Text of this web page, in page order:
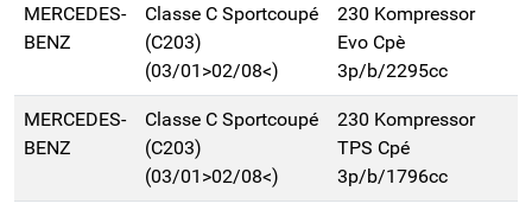
MERCEDES-
BENZ
Classe C Sportcoupé
(C203)
(03/01>02/08<)
230 Kompressor
Evo Cpè
3p/b/2295cc
MERCEDES-
BENZ
Classe C Sportcoupé
(C203)
(03/01>02/08<)
230 Kompressor
TPS Cpé
3p/b/1796cc